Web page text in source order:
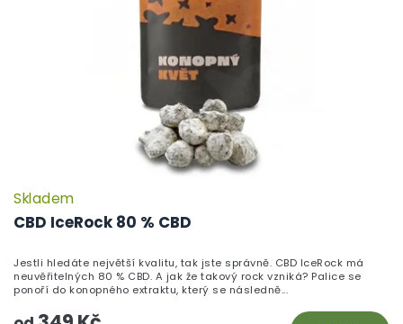
CBD IceRock 80 % CBD
Skladem
Jestli hledáte největší kvalitu, tak jste správně. CBD IceRock má
neuvěřitelných 80 % CBD. A jak že takový rock vzniká? Palice se
ponoří do konopného extraktu, který se následně...